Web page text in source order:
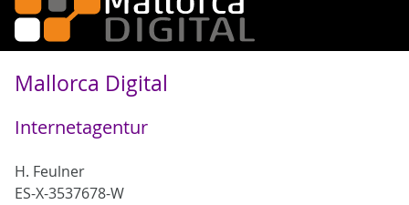
Mallorca Digital
Internetagentur
H. Feulner
ES-X-3537678-W